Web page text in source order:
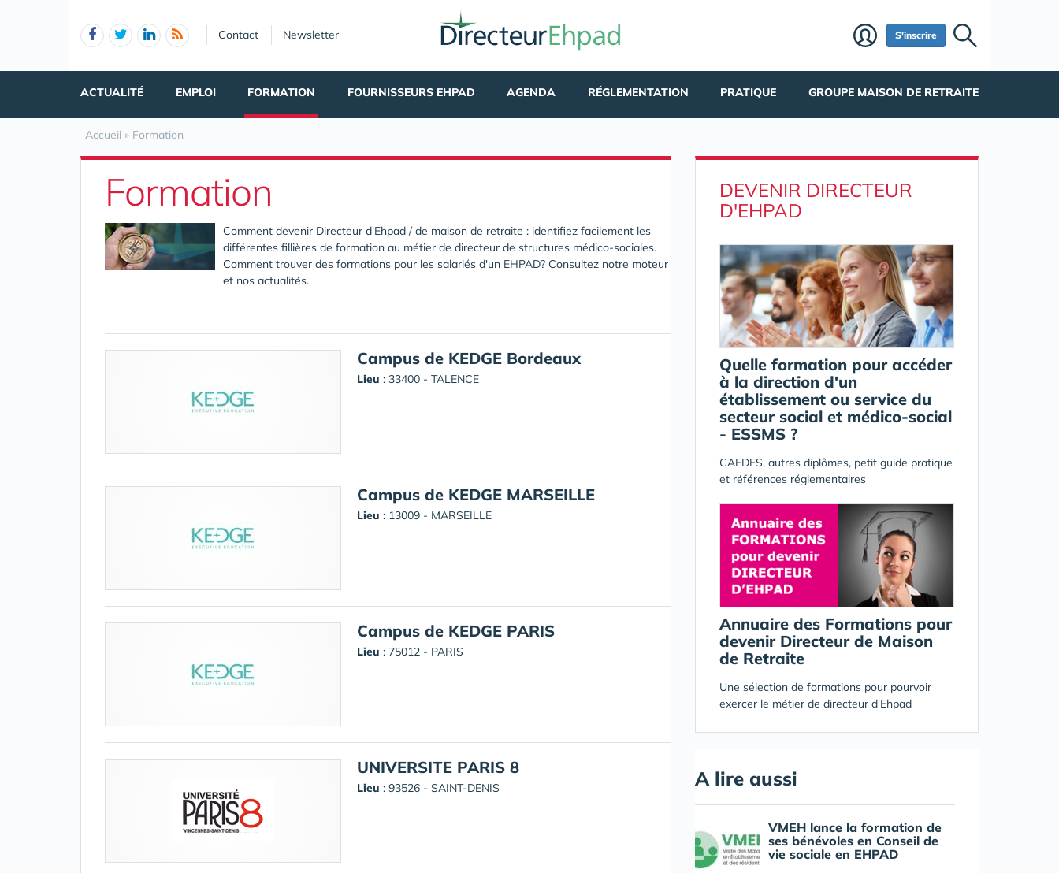
Contact Newsletter S'inscrire
ACTUALITÉ EMPLOI FORMATION FOURNISSEURS EHPAD AGENDA RÉGLEMENTATION PRATIQUE GROUPE MAISON DE RETRAITE
Accueil » Formation
Formation
Comment devenir Directeur d'Ehpad / de maison de retraite : identifiez facilement les
différentes fillières de formation au métier de directeur de structures médico-sociales.
Comment trouver des formations pour les salariés d'un EHPAD? Consultez notre moteur
et nos actualités.
Campus de KEDGE Bordeaux
Lieu : 33400 - TALENCE
Campus de KEDGE MARSEILLE
Lieu : 13009 - MARSEILLE
Campus de KEDGE PARIS
Lieu : 75012 - PARIS
UNIVERSITE PARIS 8
Lieu : 93526 - SAINT-DENIS
DEVENIR DIRECTEUR
D'EHPAD
Quelle formation pour accéder
à la direction d'un
établissement ou service du
secteur social et médico-social
- ESSMS ?
CAFDES, autres diplômes, petit guide pratique
et références réglementaires
Annuaire des Formations pour
devenir Directeur de Maison
de Retraite
Une sélection de formations pour pourvoir
exercer le métier de directeur d'Ehpad
A lire aussi
VMEH lance la formation de
ses bénévoles en Conseil de
vie sociale en EHPAD